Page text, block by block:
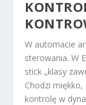
W automacie
sterowania. W
stick „klasy
Chodzi miękko,
kontrolę w